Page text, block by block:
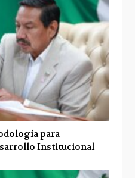
para
Institucional